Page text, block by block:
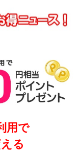
用で
る